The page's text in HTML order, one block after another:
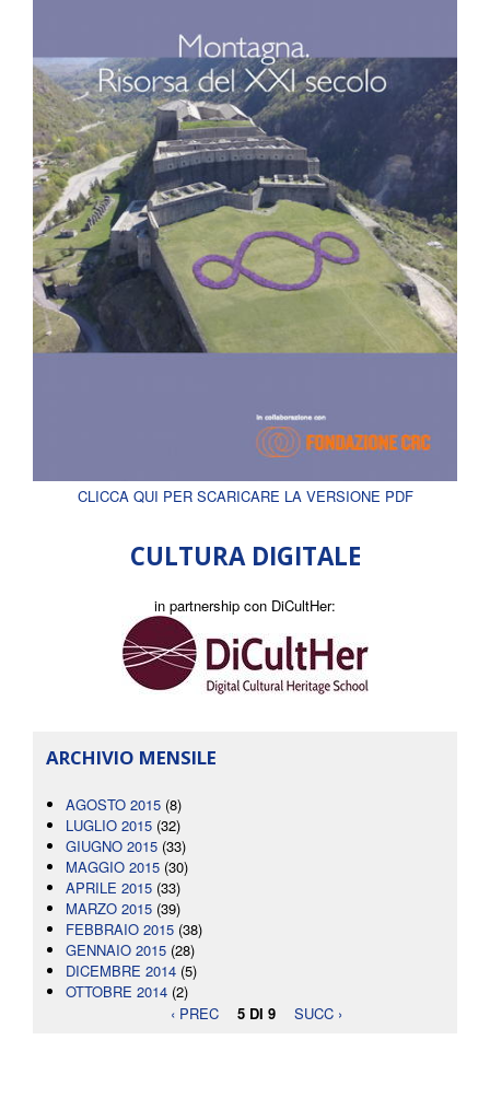
CLICCA QUI PER SCARICARE LA VERSIONE PDF
CULTURA DIGITALE
in partnership con DiCultHer:
ARCHIVIO MENSILE
AGOSTO 2015 (8)
LUGLIO 2015 (32)
GIUGNO 2015 (33)
MAGGIO 2015 (30)
APRILE 2015 (33)
MARZO 2015 (39)
FEBBRAIO 2015 (38)
GENNAIO 2015 (28)
DICEMBRE 2014 (5)
OTTOBRE 2014 (2)
‹ PREC
5 DI 9 SUCC ›